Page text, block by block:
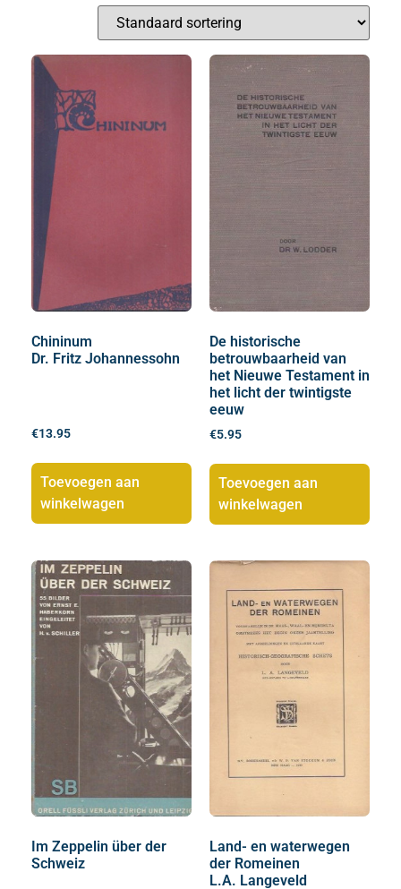
Chininum
Dr. Fritz Johannessohn
€13.95
Toevoegen aan
winkelwagen
De historische
betrouwbaarheid van
het Nieuwe Testament in
het licht der twintigste
eeuw
€5.95
Toevoegen aan
winkelwagen
Im Zeppelin über der
Schweiz
Land- en waterwegen
der Romeinen
L.A. Langeveld